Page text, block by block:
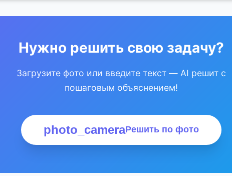
Нужно решить свою задачу?
Загрузите фото или введите текст — AI решит с
пошаговым объяснением!
photo_cameraРешить по фото